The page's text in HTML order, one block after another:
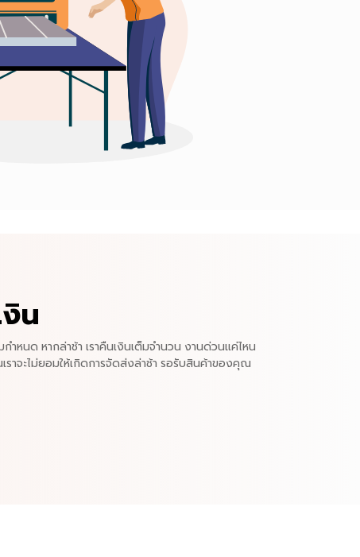
น
หนด หากล่าช้า เราคืนเงินเต็มจำนวน งานด่วนแค่ไหน
าจะไม่ยอมให้เกิดการจัดส่งล่าช้า รอรับสินค้าของคุณ